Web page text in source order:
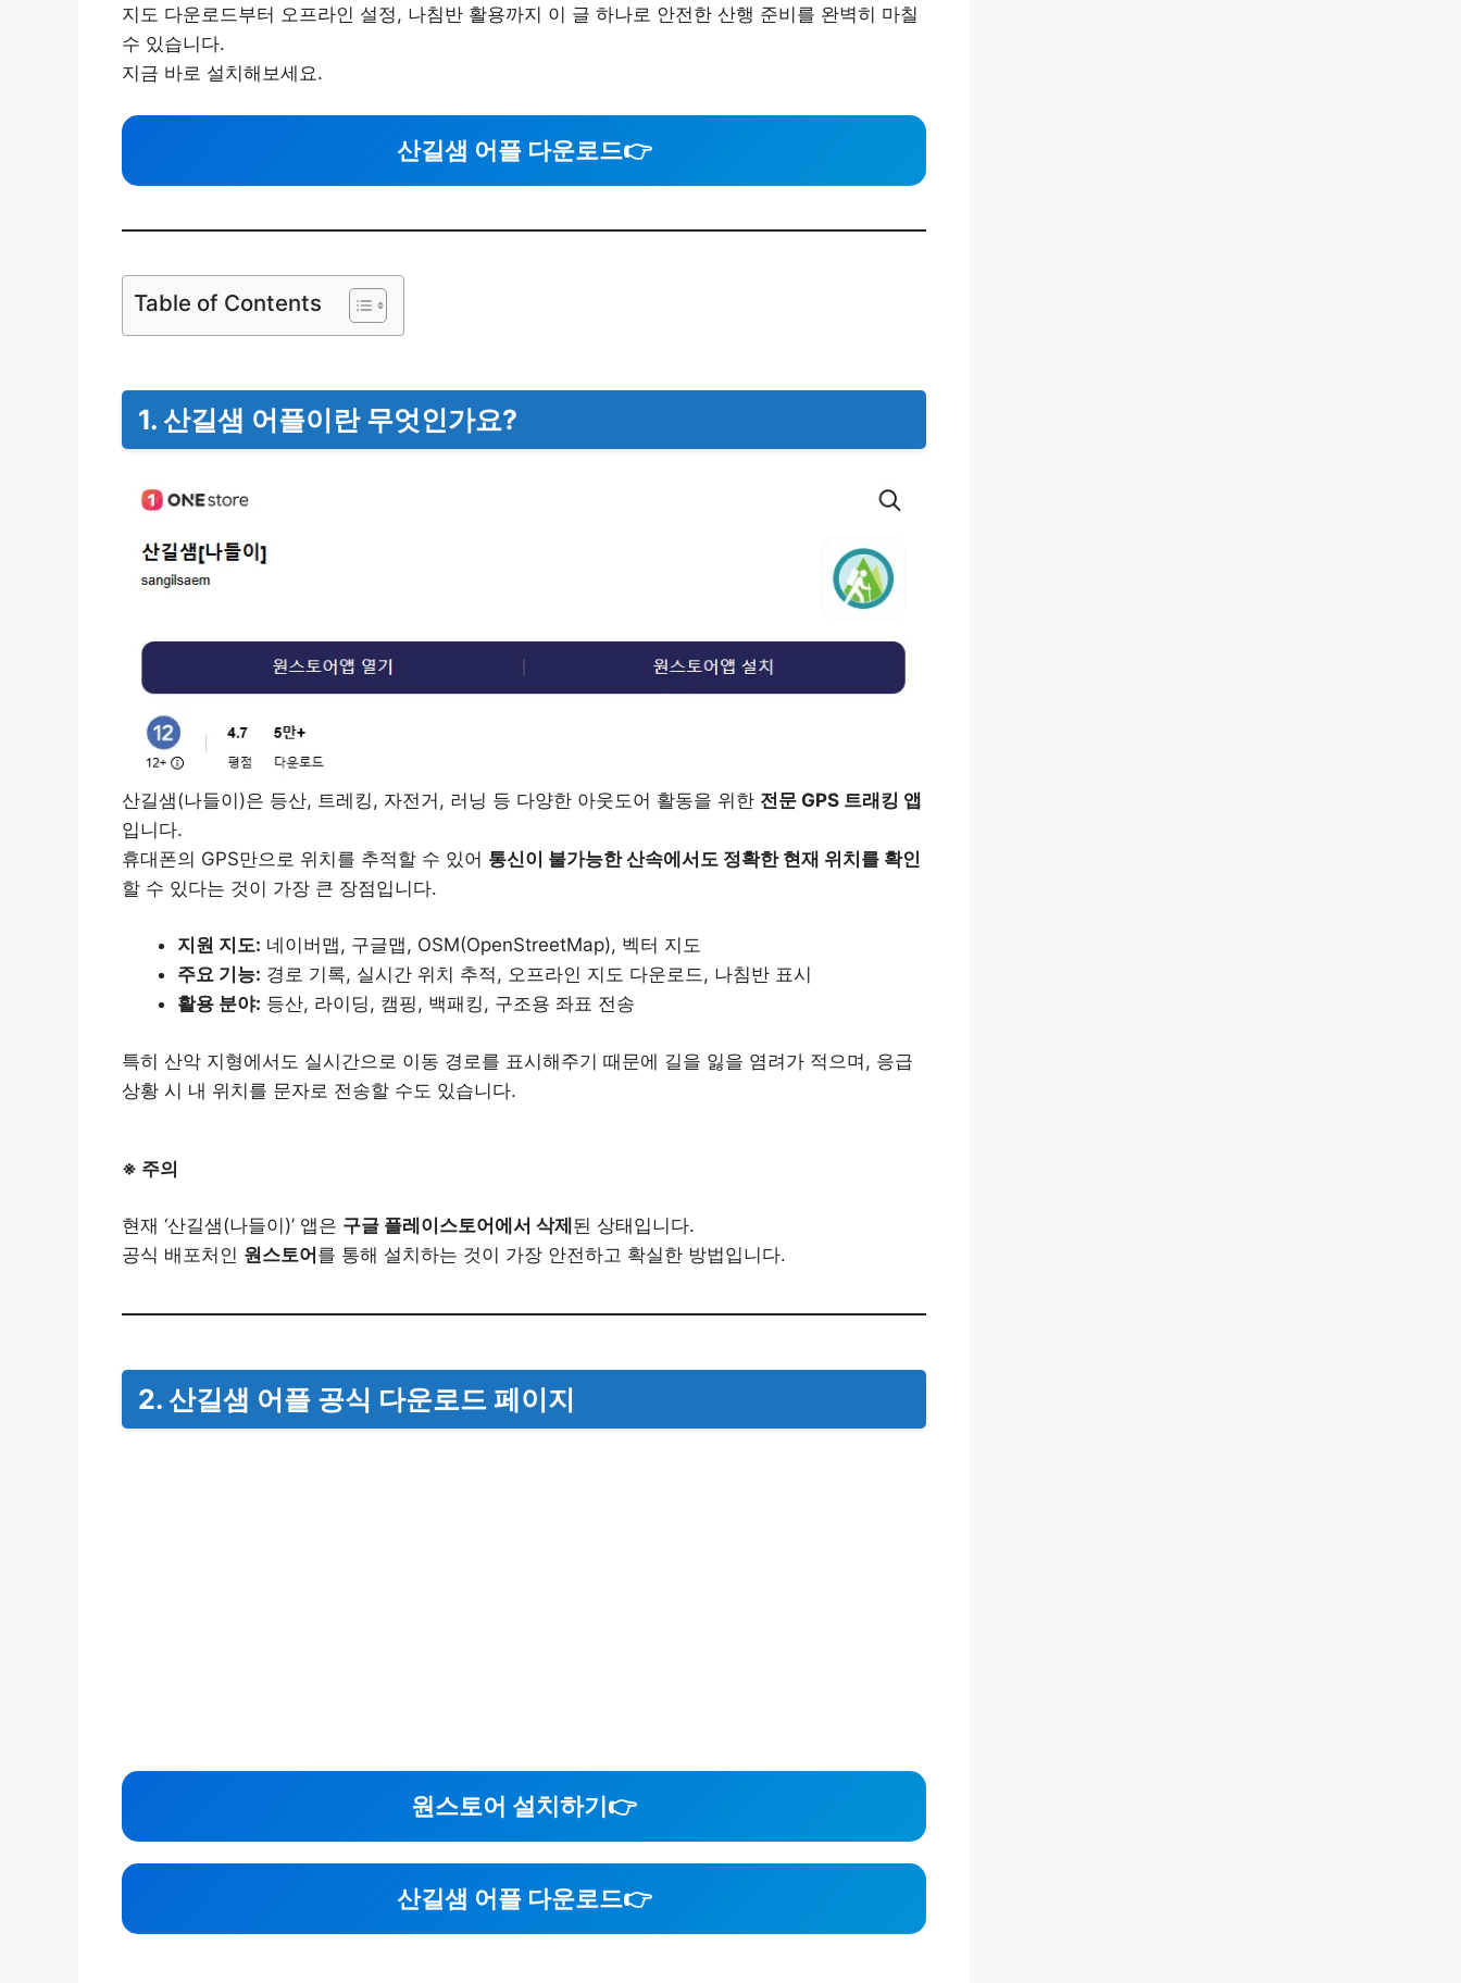
지도 다운로드부터 오프라인 설정, 나침반 활용까지 이 글 하나로 안전한 산행 준비를 완벽히 마칠
수 있습니다.
지금 바로 설치해보세요.
산길샘 어플 다운로드👉
Table of Contents
1. 산길샘 어플이란 무엇인가요?
산길샘(나들이)은 등산, 트레킹, 자전거, 러닝 등 다양한 아웃도어 활동을 위한 전문 GPS 트래킹 앱
입니다.
휴대폰의 GPS만으로 위치를 추적할 수 있어 통신이 불가능한 산속에서도 정확한 현재 위치를 확인
할 수 있다는 것이 가장 큰 장점입니다.
지원 지도: 네이버맵, 구글맵, OSM(OpenStreetMap), 벡터 지도
주요 기능: 경로 기록, 실시간 위치 추적, 오프라인 지도 다운로드, 나침반 표시
활용 분야: 등산, 라이딩, 캠핑, 백패킹, 구조용 좌표 전송
특히 산악 지형에서도 실시간으로 이동 경로를 표시해주기 때문에 길을 잃을 염려가 적으며, 응급
상황 시 내 위치를 문자로 전송할 수도 있습니다.
※ 주의
현재 ‘산길샘(나들이)’ 앱은 구글 플레이스토어에서 삭제된 상태입니다.
공식 배포처인 원스토어를 통해 설치하는 것이 가장 안전하고 확실한 방법입니다.
2. 산길샘 어플 공식 다운로드 페이지
원스토어 설치하기👉
산길샘 어플 다운로드👉